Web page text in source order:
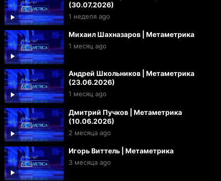
(30.07.2026)
1 неделя ago
Михаил Шахназаров | Метаметрика
1 месяц ago
Андрей Школьников | Метаметрика
(23.06.2026)
1 месяц ago
Дмитрий Пучков | Метаметрика
(10.06.2026)
2 месяца ago
Игорь Виттель | Метаметрика
3 месяца ago